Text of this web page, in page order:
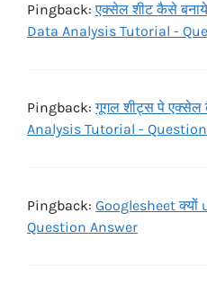
Pingback:एक्सेल शीट कैसे
Data Analysis Tutorial -
Pingback:गूगल शीट्स पे एक्सेल
Analysis Tutorial -
Pingback: Googlesheet क्यों
Question Answer